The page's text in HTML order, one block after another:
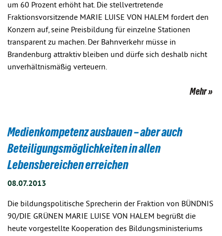
um 60 Prozent erhöht hat. Die stellvertretende
Fraktionsvorsitzende MARIE LUISE VON HALEM fordert den
Konzern auf, seine Preisbildung für einzelne Stationen
transparent zu machen. Der Bahnverkehr müsse in
Brandenburg attraktiv bleiben und dürfe sich deshalb nicht
unverhältnismäßig verteuern.
Mehr
Medienkompetenz ausbauen – aber auch
Beteiligungsmöglichkeiten in allen
Lebensbereichen erreichen
08.07.2013
Die bildungspolitische Sprecherin der Fraktion von BÜNDNIS
90/DIE GRÜNEN MARIE LUISE VON HALEM begrüßt die
heute vorgestellte Kooperation des Bildungsministeriums